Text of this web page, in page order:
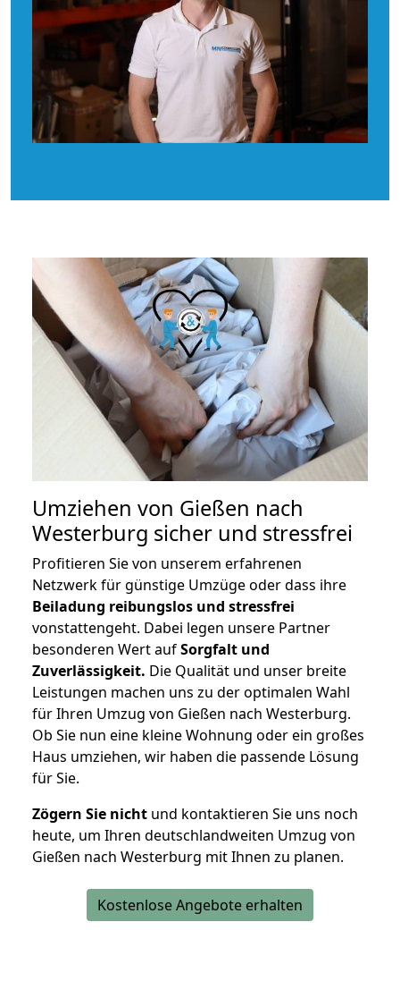
Umziehen von Gießen nach
Westerburg sicher und stressfrei
Profitieren Sie von unserem erfahrenen
Netzwerk für günstige Umzüge oder dass ihre
Beiladung reibungslos und stressfrei
vonstattengeht. Dabei legen unsere Partner
besonderen Wert aufSorgfalt und
Zuverlässigkeit. Die Qualität und unser breite
Leistungen machen uns zu der optimalen Wahl
für Ihren Umzug von Gießen nach Westerburg.
Ob Sie nun eine kleine Wohnung oder ein großes
Haus umziehen, wir haben die passende Lösung
für Sie.
Zögern Sie nicht und kontaktieren Sie uns noch
heute, um Ihren deutschlandweiten Umzug von
Gießen nach Westerburg mit Ihnen zu planen.
Kostenlose Angebote erhalten